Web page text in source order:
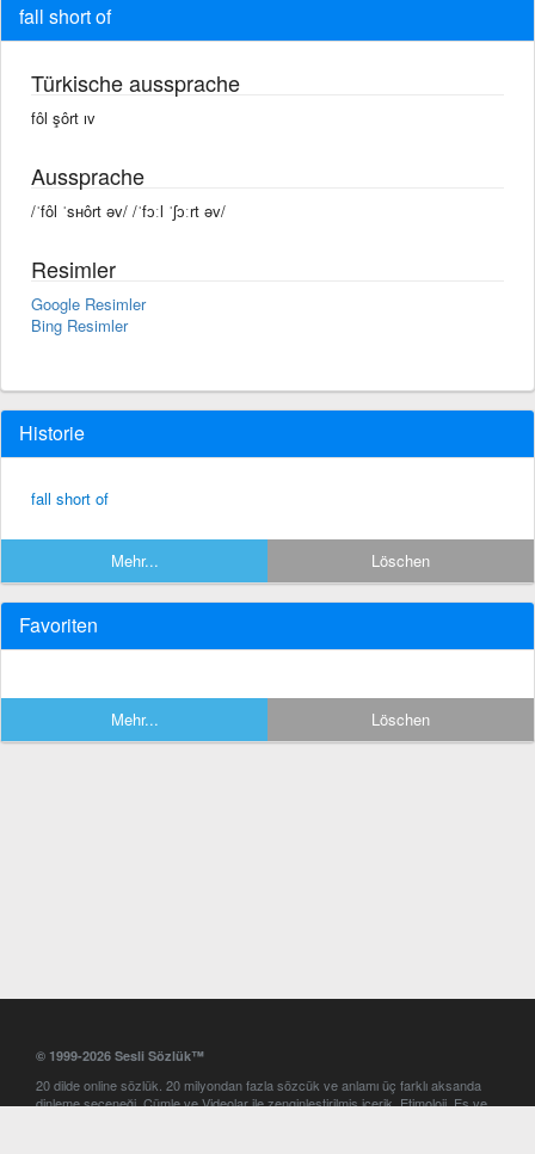
fall short of
Türkische aussprache
fôl şôrt ıv
Aussprache
/ˈfôl ˈsʜôrt əv/ /ˈfɔːl ˈʃɔːrt əv/
Resimler
Google Resimler
Bing Resimler
Historie
fall short of
Mehr... Löschen
Favoriten
Mehr... Löschen
© 1999-2026 Sesli Sözlük™
20 dilde online sözlük. 20 milyondan fazla sözcük ve anlamı üç farklı aksanda
dinleme seçeneği. Cümle ve Videolar ile zenginleştirilmiş içerik. Etimoloji, Eş ve